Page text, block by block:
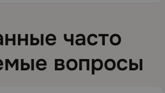
часто
вопросы